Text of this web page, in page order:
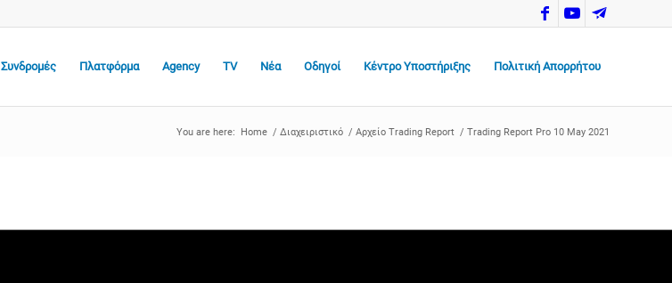
Συνδρομές Πλατφόρμα Agency TV Νέα Οδηγοί Κέντρο Υποστήριξης Πολιτική Απορρήτου
You are here: Home / Διαχειριστικό / Αρχείο Trading Report / Trading Report Pro 10 May 2021